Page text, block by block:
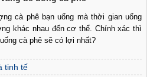
cà phê bạn uống mà thời gian uống
khác nhau đến cơ thể. Chính xác thì
cà phê sẽ có lợi nhất?
tinh tế